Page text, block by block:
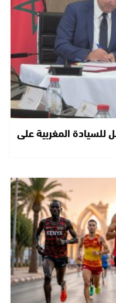
للسيادة المغربية على